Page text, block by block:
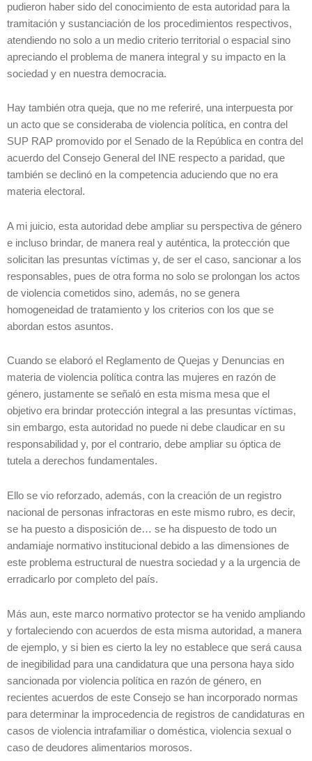
pudieron haber sido del conocimiento de esta autoridad para la
tramitación y sustanciación de los procedimientos respectivos,
atendiendo no solo a un medio criterio territorial o espacial sino
apreciando el problema de manera integral y su impacto en la
sociedad y en nuestra democracia.
Hay también otra queja, que no me referiré, una interpuesta por
un acto que se consideraba de violencia política, en contra del
SUP RAP promovido por el Senado de la República en contra del
acuerdo del Consejo General del INE respecto a paridad, que
también se declinó en la competencia aduciendo que no era
materia electoral.
A mi juicio, esta autoridad debe ampliar su perspectiva de género
e incluso brindar, de manera real y auténtica, la protección que
solicitan las presuntas víctimas y, de ser el caso, sancionar a los
responsables, pues de otra forma no solo se prolongan los actos
de violencia cometidos sino, además, no se genera
homogeneidad de tratamiento y los criterios con los que se
abordan estos asuntos.
Cuando se elaboró el Reglamento de Quejas y Denuncias en
materia de violencia política contra las mujeres en razón de
género, justamente se señaló en esta misma mesa que el
objetivo era brindar protección integral a las presuntas víctimas,
sin embargo, esta autoridad no puede ni debe claudicar en su
responsabilidad y, por el contrario, debe ampliar su óptica de
tutela a derechos fundamentales.
Ello se vio reforzado, además, con la creación de un registro
nacional de personas infractoras en este mismo rubro, es decir,
se ha puesto a disposición de… se ha dispuesto de todo un
andamiaje normativo institucional debido a las dimensiones de
este problema estructural de nuestra sociedad y a la urgencia de
erradicarlo por completo del país.
Más aun, este marco normativo protector se ha venido ampliando
y fortaleciendo con acuerdos de esta misma autoridad, a manera
de ejemplo, y si bien es cierto la ley no establece que será causa
de inegibilidad para una candidatura que una persona haya sido
sancionada por violencia política en razón de género, en
recientes acuerdos de este Consejo se han incorporado normas
para determinar la improcedencia de registros de candidaturas en
casos de violencia intrafamiliar o doméstica, violencia sexual o
caso de deudores alimentarios morosos.